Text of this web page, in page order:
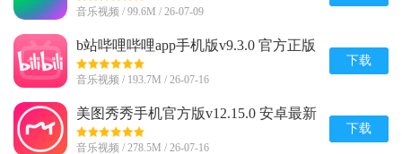
音乐视频 / 99.6M / 26-07-09
b站哔哩哔哩app手机版v9.3.0 官方正版
音乐视频 / 193.7M / 26-07-16
下载
美图秀秀手机官方版v12.15.0 安卓最新
版
音乐视频 / 278.5M / 26-07-16
下载